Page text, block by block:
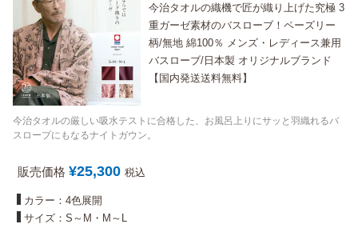
今治タオルの織機で匠が織り上げた究極 3
重ガーゼ素材のバスローブ！ペーズリー
柄/無地 綿100％ メンズ・レディース兼用
バスローブ/日本製 オリジナルブランド
【国内発送送料無料】
今治タオルの厳しい吸水テストに合格した、お風呂上りにサッと羽織れるバ
スロープにもなるナイトガウン。
販売価格 ¥25,300 税込
カラー：4色展開
サイズ：S～M・M～L